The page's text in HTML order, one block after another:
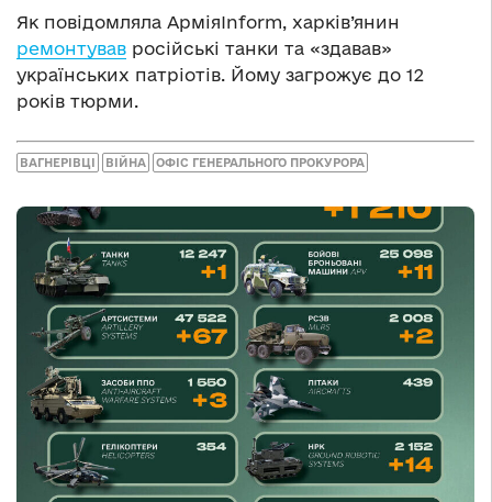
Як повідомляла АрміяInform, харків’янин
ремонтував російські танки та «здавав»
українських патріотів. Йому загрожує до 12
років тюрми.
ВАГНЕРІВЦІ ВІЙНА ОФІС ГЕНЕРАЛЬНОГО ПРОКУРОРА